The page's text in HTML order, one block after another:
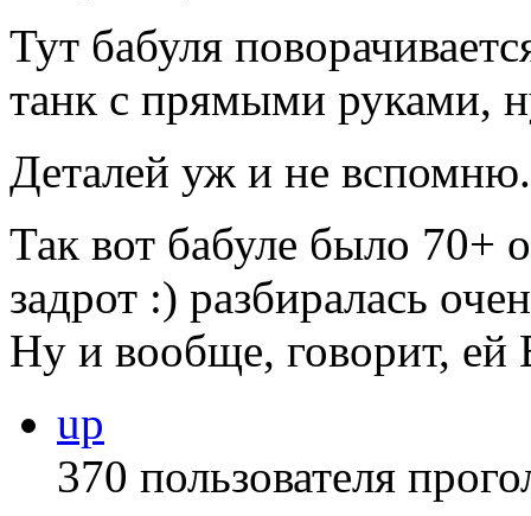
Тут бабуля
танк с прямыми руками,
Деталей уж и не
Так вот бабуле было 70+
задрот :) разбиралась
Ну и вообще, говорит,
up
370 пользователя